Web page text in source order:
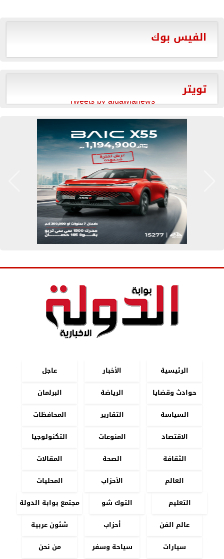
الفيس بوك
تويتر
Tweets by aldawlanews
الرئيسية الأخبار
عاجل
حوادث وقضايا
الرياضة
البرلمان
السياسة
التقارير
المحافظات
الاقتصاد
المنوعات
التكنولوجيا
الثقافة
الصحة
المقالات
العالم
الأحزاب
المحليات
التعليم
التوك شو
مجتمع بوابة الدولة
عالم الفن
أحزاب
شئون عربية
سيارات
سياحة وسفر من نحن